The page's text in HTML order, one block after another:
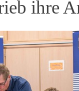
ihre